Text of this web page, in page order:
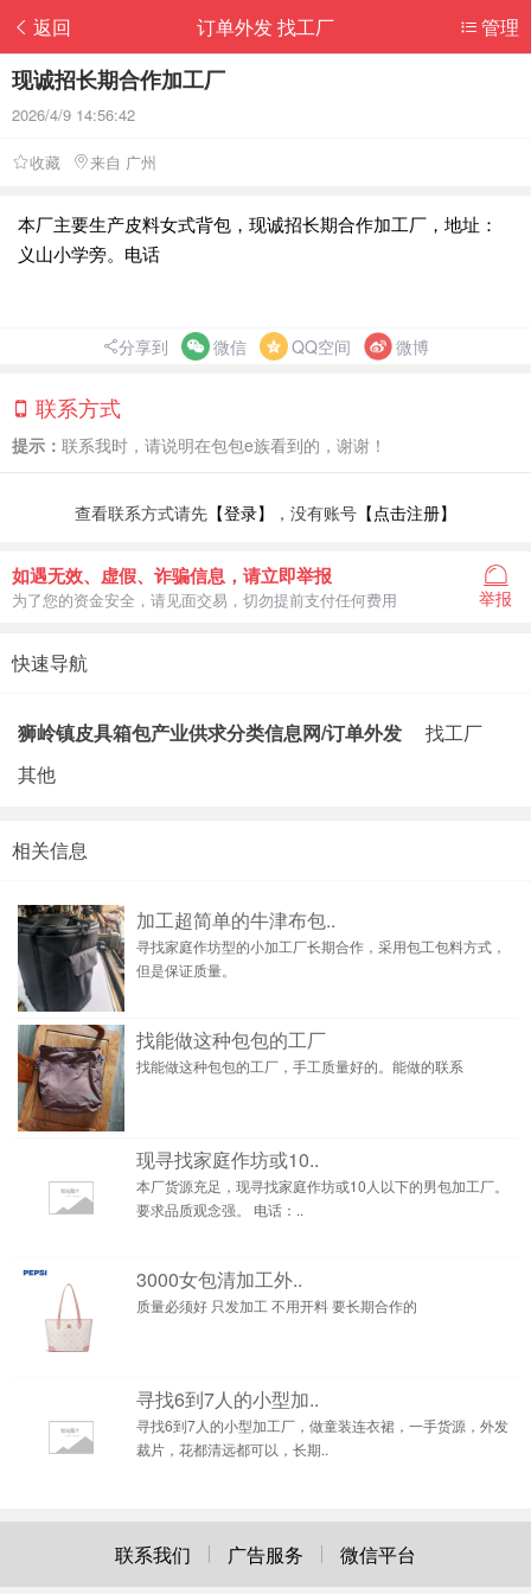
返回 管理
订单外发 找工厂
现诚招长期合作加工厂
2026/4/9 14:56:42
收藏 来自 广州
本厂主要生产皮料女式背包，现诚招长期合作加工厂，地址：
义山小学旁。电话
分享到 微信 QQ空间 微博
联系方式
提示： 联系我时，请说明在包包e族看到的，谢谢！
查看联系方式请先 【登录】 ，没有账号 【点击注册】
如遇无效、虚假、诈骗信息，请立即举报
为了您的资金安全，请见面交易，切勿提前支付任何费用 举报
快速导航
狮岭镇皮具箱包产业供求分类信息网/订单外发
找工厂
其他
相关信息
加工超简单的牛津布包..
寻找家庭作坊型的小加工厂长期合作，采用包工包料方式，
但是保证质量。
找能做这种包包的工厂
找能做这种包包的工厂，手工质量好的。能做的联系
现寻找家庭作坊或10..
本厂货源充足，现寻找家庭作坊或10人以下的男包加工厂。
要求品质观念强。 电话：..
3000女包清加工外..
质量必须好 只发加工 不用开料 要长期合作的
寻找6到7人的小型加..
寻找6到7人的小型加工厂，做童装连衣裙，一手货源，外发
裁片，花都清远都可以，长期..
联系我们 广告服务 微信平台